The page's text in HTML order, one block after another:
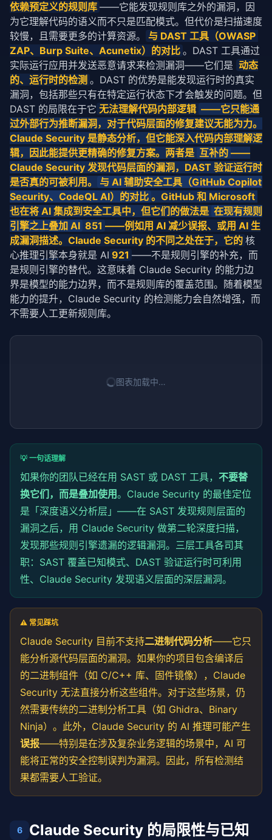
依赖预定义的规则库 ——它能发现规则库之外的漏洞，因
为它理解代码的语义而不只是匹配模式。但代价是扫描速度
较慢，且需要更多的计算资源。
与 DAST 工具（OWASP
ZAP、Burp Suite、Acunetix）的对比 。DAST 工具通过
实际运行应用并发送恶意请求来检测漏洞——它们是 动态
的、运行时的检测 。DAST 的优势是能发现运行时的真实
漏洞，包括那些只有在特定运行状态下才会触发的问题。但
DAST 的局限在于它 无法理解代码内部逻辑 ——它只能通
过外部行为推断漏洞，对于代码层面的修复建议无能为力。
Claude Security 是静态分析，但它能深入代码内部理解逻
辑，因此能提供更精确的修复方案。两者是 互补的 ——
Claude Security 发现代码层面的漏洞，DAST 验证运行时
是否真的可被利用。
与 AI 辅助安全工具（GitHub Copilot
Security、CodeQL AI）的对比 。GitHub 和 Microsoft
也在将 AI 集成到安全工具中，但它们的做法是 在现有规则
引擎之上叠加 AI 851 ——例如用 AI 减少误报、或用 AI 生
成漏洞描述。Claude Security 的不同之处在于，它的 核
心推理引擎本身就是 AI 921 ——不是规则引擎的补充，而
是规则引擎的替代。这意味着 Claude Security 的能力边
界是模型的能力边界，而不是规则库的覆盖范围。随着模型
能力的提升，Claude Security 的检测能力会自然增强，而
不需要人工更新规则库。
图表加载中…
💡 一句话理解
如果你的团队已经在用 SAST 或 DAST 工具， 不要替
换它们，而是叠加使用。Claude Security 的最佳定位
是「深度语义分析层」——在 SAST 发现规则层面的
漏洞之后，用 Claude Security 做第二轮深度扫描，
发现那些规则引擎遗漏的逻辑漏洞。三层工具各司其
职：SAST 覆盖已知模式、DAST 验证运行时可利用
性、Claude Security 发现语义层面的深层漏洞。
⚠️ 常见踩坑
Claude Security 目前不支持二进制代码分析——它只
能分析源代码层面的漏洞。如果你的项目包含编译后
的二进制组件（如 C/C++ 库、固件镜像），Claude
Security 无法直接分析这些组件。对于这些场景，仍
然需要传统的二进制分析工具（如 Ghidra、Binary
Ninja）。此外，Claude Security 的 AI 推理可能产生
误报——特别是在涉及复杂业务逻辑的场景中，AI 可
能将正常的安全控制误判为漏洞。因此，所有检测结
果都需要人工验证。
6
Claude Security 的局限性与已知